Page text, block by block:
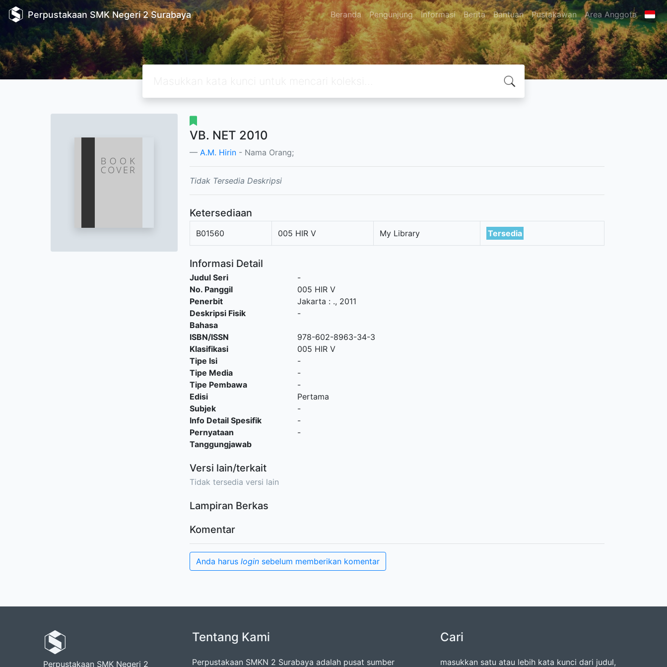
Perpustakaan SMK Negeri 2 Surabaya Beranda Pengunjung Informasi Berita Bantuan Pustakawan Area Anggota
VB. NET 2010
A.M. Hirin - Nama Orang;
Tidak Tersedia Deskripsi
Ketersediaan
B01560 005 HIR V My Library Tersedia
Informasi Detail
Judul Seri
-
No. Panggil
005 HIR V
Penerbit
Jakarta : ., 2011
Deskripsi Fisik
-
Bahasa
ISBN/ISSN
978-602-8963-34-3
Klasifikasi
005 HIR V
Tipe Isi
-
Tipe Media
-
Tipe Pembawa
-
Edisi
Pertama
Subjek
-
Info Detail Spesifik
-
Pernyataan
Tanggungjawab
-
Versi lain/terkait
Tidak tersedia versi lain
Lampiran Berkas
Komentar
Anda harus login sebelum memberikan komentar
Perpustakaan SMK Negeri 2
Tentang Kami
Perpustakaan SMKN 2 Surabaya adalah pusat sumber
Cari
masukkan satu atau lebih kata kunci dari judul,